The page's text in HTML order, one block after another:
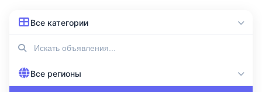
Все категории
Все регионы